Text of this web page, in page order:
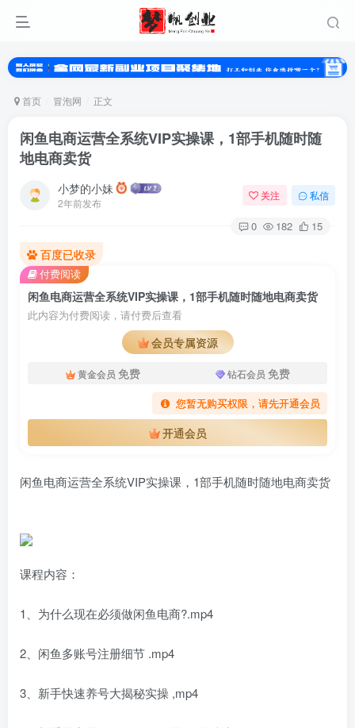
首页 冒泡网 正文
闲鱼电商运营全系统VIP实操课，1部手机随时随
地电商卖货
小梦的小妹
2年前发布
关注 私信
0 182 15
百度已收录
闲鱼电商运营全系统VIP实操课，1部手机随时随地电商卖货
此内容为付费阅读，请付费后查看
会员专属资源
黄金会员 免费 钻石会员 免费
您暂无购买权限，请先开通会员
开通会员
付费阅读
闲鱼电商运营全系统VIP实操课，1部手机随时随地电商卖货
课程内容：
1、为什么现在必须做闲鱼电商?.mp4
2、闲鱼多账号注册细节 .mp4
3、新手快速养号大揭秘实操 ,mp4